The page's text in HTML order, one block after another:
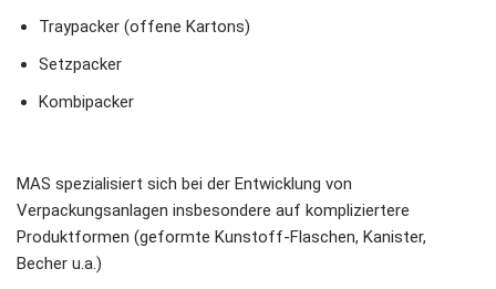
Traypacker (offene Kartons)
Setzpacker
Kombipacker
MAS spezialisiert sich bei der Entwicklung von
Verpackungsanlagen insbesondere auf kompliziertere
Produktformen (geformte Kunstoff-Flaschen, Kanister,
Becher u.a.)